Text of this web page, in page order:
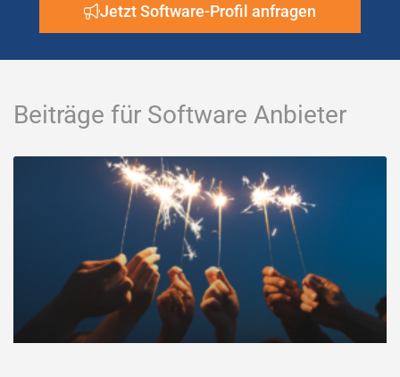
Jetzt Software-Profil anfragen
Beiträge für Software Anbieter